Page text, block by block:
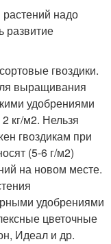
надо
развитие
гвоздики.
выращивания
удобрениями
кг/м2. Нельзя
гвоздикам при
(5-6 г/м2)
на новом месте.
удобрениями
цветочные
Идеал и др.